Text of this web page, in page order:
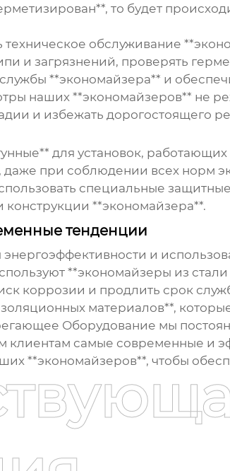
то будет
обслуживание
и загрязнений, проверять
**экономайзера** и
наших **экономайзеров** не
и избежать дорогостоящего
для установок,
при соблюдении всех норм
специальные
**экономайзера**.
тенденции
и
**экономайзеры из
коррозии и продлить срок
материалов**,
Оборудование мы
самые современные и
**экономайзеров**, чтобы